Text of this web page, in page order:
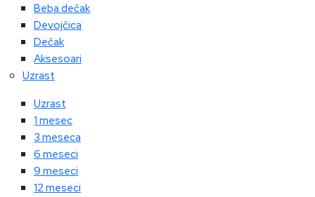
Beba dečak
Devojčica
Dečak
Aksesoari
Uzrast
Uzrast
1 mesec
3 meseca
6 meseci
9 meseci
12 meseci